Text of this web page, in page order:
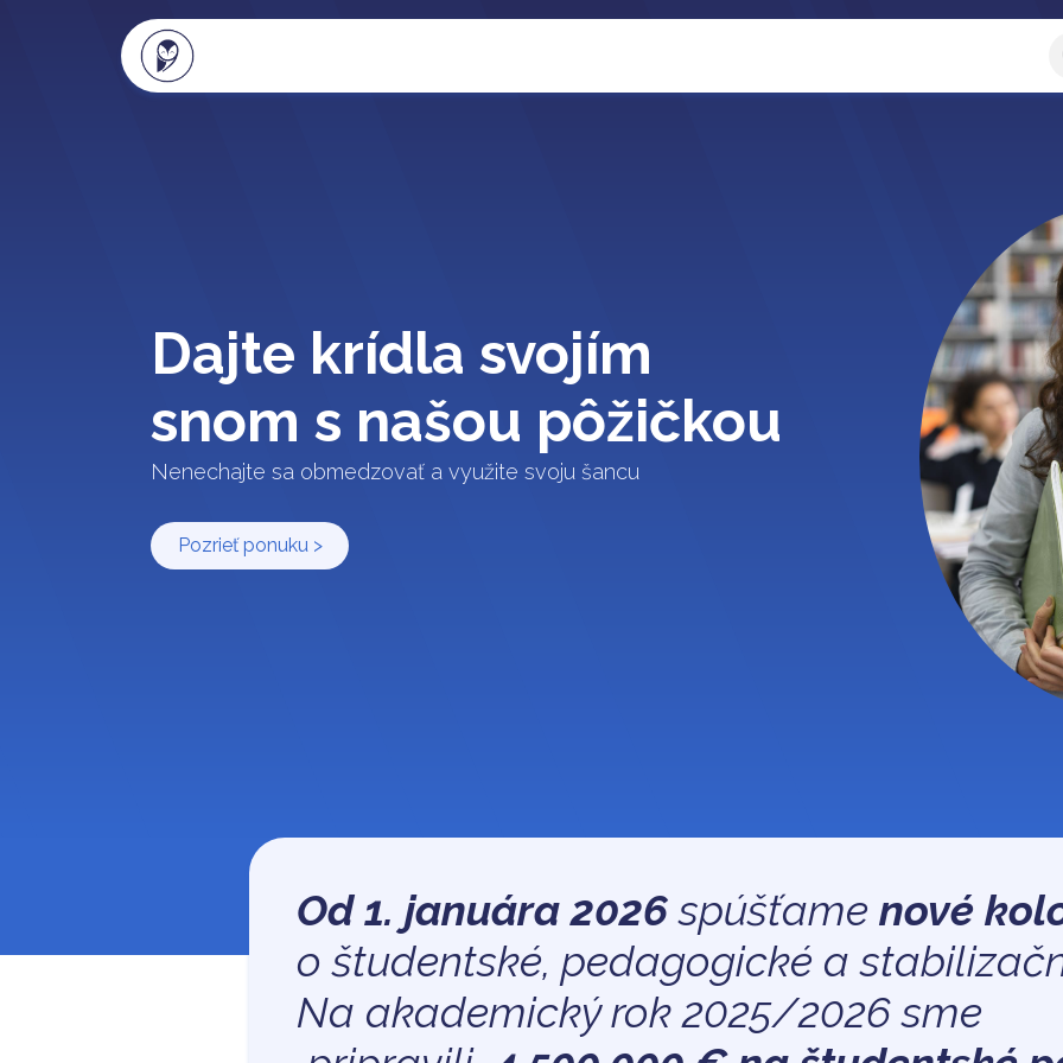
Kontaktujte
Dajte krídla svojím
snom s našou pôžičkou
Nenechajte sa obmedzovať a využite svoju šancu
Pozrieť ponuku >
Od 1. januára 2026spúšťame nové
o študentské, pedagogické a
Na​ akademický rok 2025/2026 sme